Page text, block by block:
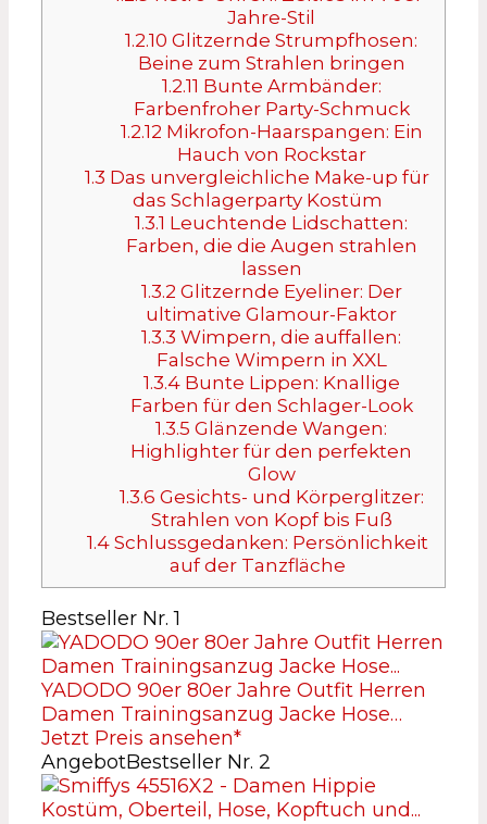
Jahre-Stil
1.2.10 Glitzernde Strumpfhosen:
Beine zum Strahlen bringen
1.2.11 Bunte Armbänder:
Farbenfroher Party-Schmuck
1.2.12 Mikrofon-Haarspangen: Ein
Hauch von Rockstar
1.3 Das unvergleichliche Make-up für
das Schlagerparty Kostüm
1.3.1 Leuchtende Lidschatten:
Farben, die die Augen strahlen
lassen
1.3.2 Glitzernde Eyeliner: Der
ultimative Glamour-Faktor
1.3.3 Wimpern, die auffallen:
Falsche Wimpern in XXL
1.3.4Bunte Lippen: Knallige
Farben für den Schlager-Look
1.3.5 Glänzende Wangen:
Highlighter für den perfekten
Glow
1.3.6 Gesichts- und Körperglitzer:
Strahlen von Kopf bis Fuß
1.4Schlussgedanken: Persönlichkeit
auf der Tanzfläche
Bestseller Nr. 1
YADODO 90er 80er Jahre Outfit Herren
Damen Trainingsanzug Jacke Hose…
Jetzt Preis ansehen*
AngebotBestseller Nr. 2